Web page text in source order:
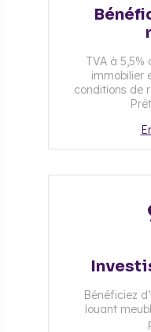
TVA à 5,5%
immobilier
conditions de
Bénéficiez
louant